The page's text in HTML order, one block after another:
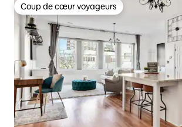
Coup de cœur voyageurs
Coup de cœur voyageurs